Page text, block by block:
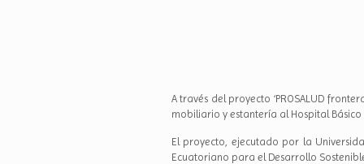
A través del proyecto ‘PROSALUD
mobiliario y estantería al Hospital
El proyecto, ejecutado por la
Ecuatoriano para el Desarrollo